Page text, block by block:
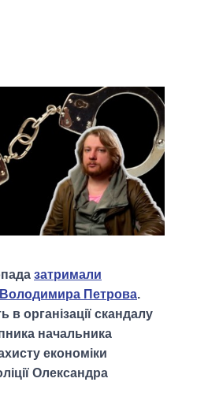
затримали
Володимира Петрова.
в організації скандалу
начальника
економіки
Олександра